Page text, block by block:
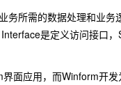
所需的数据处理和业
是定义访问接口
面应用，而Winform开